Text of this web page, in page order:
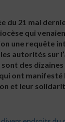
du 21 mai
qui
une requête
autorités sur
des
ont manifesté
et leur